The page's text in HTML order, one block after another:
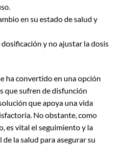
en su estado de salud y
dosificación y no ajustar la dosis
ha convertido en una opción
que sufren de disfunción
que apoya una vida
No obstante, como
es vital el seguimiento y la
la salud para asegurar su